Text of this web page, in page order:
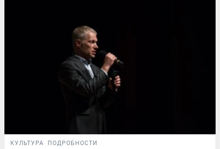
КУЛЬТУРА ПОДРОБНОСТИ